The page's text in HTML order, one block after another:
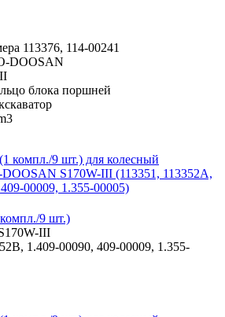
113376, 114-00241
DOOSAN
блока поршней
9 шт.)
III
1.409-00090, 409-00009, 1.355-